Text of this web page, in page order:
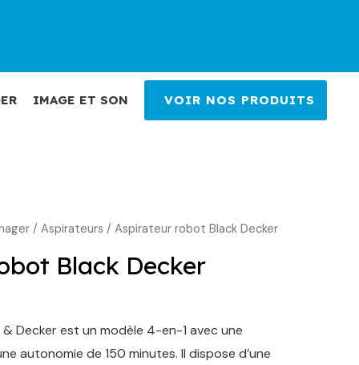
IMAGE ET SON VOIR NOS PRODUITS
/ Aspirateurs / Aspirateur robot Black Decker
Black Decker
:
€.
Decker est un modèle 4-en-1 avec une
autonomie de 150 minutes. Il dispose d’une